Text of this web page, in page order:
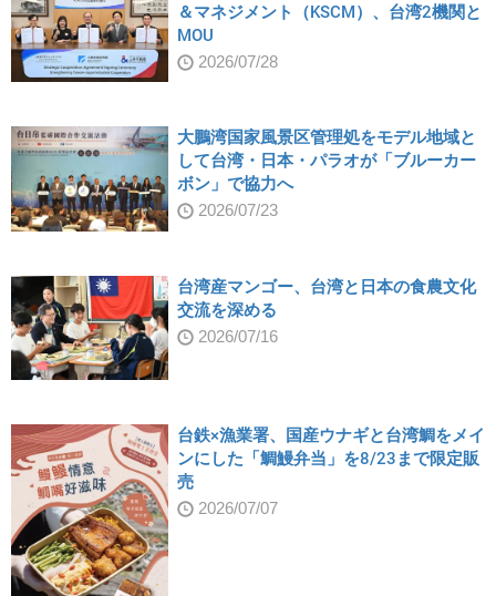
＆マネジメント（KSCM）、台湾2機関と
MOU
2026/07/28
大鵬湾国家風景区管理処をモデル地域と
して台湾・日本・パラオが「ブルーカー
ボン」で協力へ
2026/07/23
台湾産マンゴー、台湾と日本の食農文化
交流を深める
2026/07/16
台鉄×漁業署、国産ウナギと台湾鯛をメイ
ンにした「鯛鰻弁当」を8/23まで限定販
売
2026/07/07